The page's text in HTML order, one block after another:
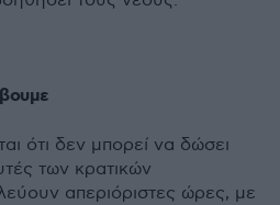
ότι δεν μπορεί να δώσει
των κρατικών
απεριόριστες ώρες, με